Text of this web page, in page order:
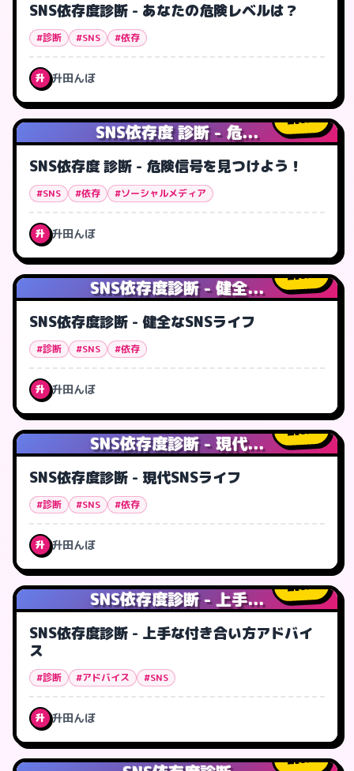
SNS依存度診断 - あなたの危険レベルは？
#診断 #SNS #依存
升 升田んぼ
SNS依存度 診断 - 危...
0人
SNS依存度 診断 - 危険信号を見つけよう！
#SNS #依存 #ソーシャルメディア
升 升田んぼ
SNS依存度診断 - 健全...
0人
SNS依存度診断 - 健全なSNSライフ
#診断 #SNS #依存
升 升田んぼ
SNS依存度診断 - 現代...
0人
SNS依存度診断 - 現代SNSライフ
#診断 #SNS #依存
升 升田んぼ
SNS依存度診断 - 上手...
0人
SNS依存度診断 - 上手な付き合い方アドバイ
ス
#診断 #アドバイス #SNS
升 升田んぼ
0人